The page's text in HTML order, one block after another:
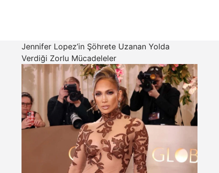
Jennifer Lopez’in Şöhrete Uzanan Yolda
Verdiği Zorlu Mücadeleler